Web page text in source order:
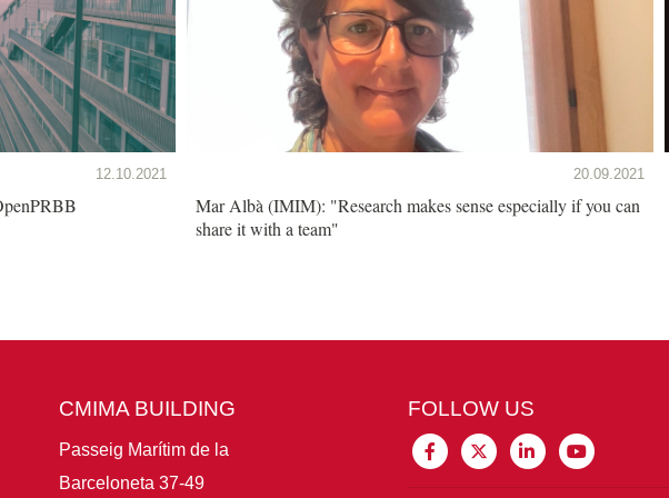
12.10.2021 20.09.2021
Mar Albà (IMIM): "Research makes sense especially if you can
share it with a team"
CMIMA BUILDING
Passeig Marítim de la
Barceloneta 37-49
FOLLOW US